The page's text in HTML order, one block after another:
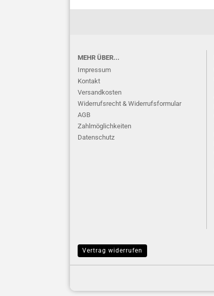
MEHR ÜBER...
Impressum
Kontakt
Versandkosten
Widerrufsrecht & Widerrufsformular
AGB
Zahlmöglichkeiten
Datenschutz
Vertrag widerrufen